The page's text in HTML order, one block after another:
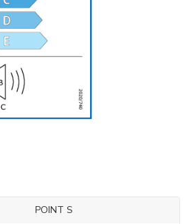
POINT S